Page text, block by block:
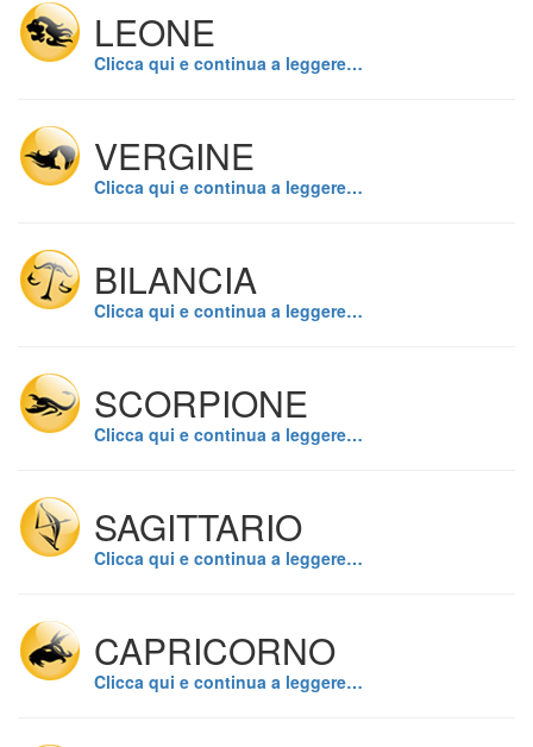
LEONE
Clicca qui e continua a leggere…
VERGINE
Clicca qui e continua a leggere…
BILANCIA
Clicca qui e continua a leggere…
SCORPIONE
Clicca qui e continua a leggere…
SAGITTARIO
Clicca qui e continua a leggere…
CAPRICORNO
Clicca qui e continua a leggere…